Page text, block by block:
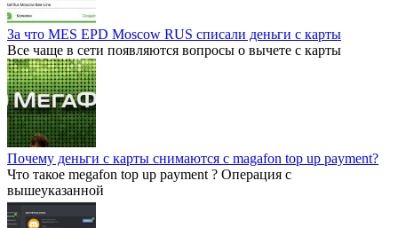
За что MES EPD Moscow RUS списали деньги с карты
Все чаще в сети появляются вопросы о вычете с карты
Почему деньги с карты снимаются с magafon top up payment?
Что такое megafon top up payment ? Операция с
вышеуказанной